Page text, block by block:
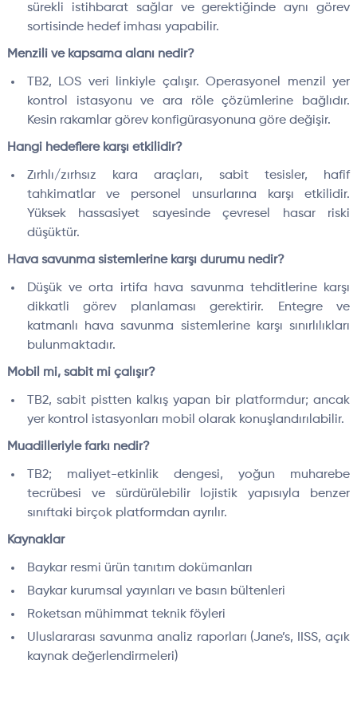
sürekli istihbarat sağlar ve gerektiğinde aynı görev
sortisinde hedef imhası yapabilir.
Menzili ve kapsama alanı nedir?
TB2, LOS veri linkiyle çalışır. Operasyonel menzil yer
kontrol istasyonu ve ara röle çözümlerine bağlıdır.
Kesin rakamlar görev konfigürasyonuna göre değişir.
Hangi hedeflere karşı etkilidir?
Zırhlı/zırhsız kara araçları, sabit tesisler, hafif
tahkimatlar ve personel unsurlarına karşı etkilidir.
Yüksek hassasiyet sayesinde çevresel hasar riski
düşüktür.
Hava savunma sistemlerine karşı durumu nedir?
Düşük ve orta irtifa hava savunma tehditlerine karşı
dikkatli görev planlaması gerektirir. Entegre ve
katmanlı hava savunma sistemlerine karşı sınırlılıkları
bulunmaktadır.
Mobil mi, sabit mi çalışır?
TB2, sabit pistten kalkış yapan bir platformdur; ancak
yer kontrol istasyonları mobil olarak konuşlandırılabilir.
Muadilleriyle farkı nedir?
TB2; maliyet-etkinlik dengesi, yoğun muharebe
tecrübesi ve sürdürülebilir lojistik yapısıyla benzer
sınıftaki birçok platformdan ayrılır.
Kaynaklar
Baykar resmi ürün tanıtım dokümanları
Baykar kurumsal yayınları ve basın bültenleri
Roketsan mühimmat teknik föyleri
Uluslararası savunma analiz raporları (Jane’s, IISS, açık
kaynak değerlendirmeleri)